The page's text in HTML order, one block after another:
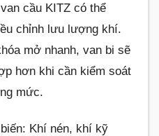
cầu KITZ có thể
chỉnh lưu lượng khí.
mở nhanh, van bi sẽ
hơn khi cần kiểm soát
mức.
Khí nén, khí kỹ